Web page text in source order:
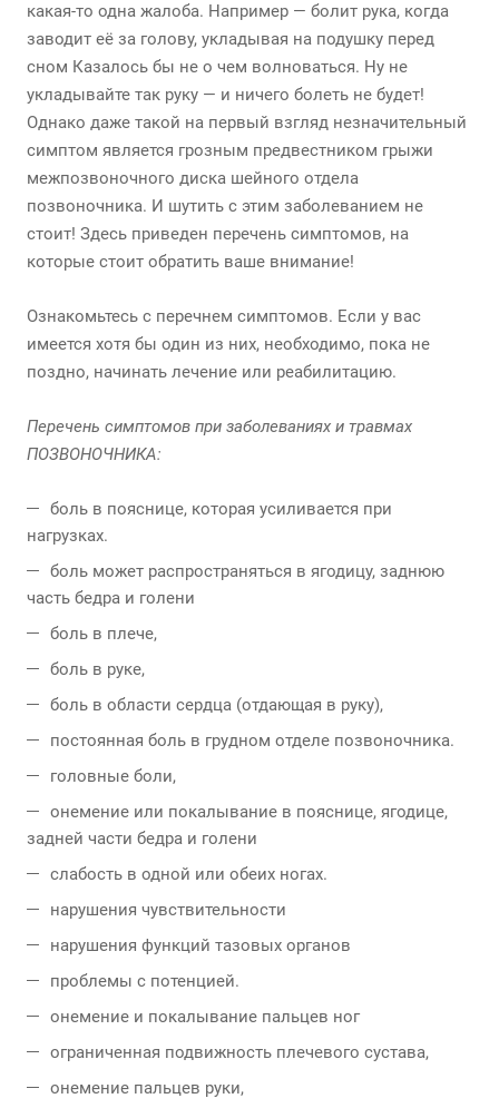
какая-то одна жалоба. Например — болит рука, когда
заводит её за голову, укладывая на подушку перед
сном Казалось бы не о чем волноваться. Ну не
укладывайте так руку — и ничего болеть не будет!
Однако даже такой на первый взгляд незначительный
симптом является грозным предвестником грыжи
межпозвоночного диска шейного отдела
позвоночника. И шутить с этим заболеванием не
стоит! Здесь приведен перечень симптомов, на
которые стоит обратить ваше внимание!
Ознакомьтесь с перечнем симптомов. Если у вас
имеется хотя бы один из них, необходимо, пока не
поздно, начинать лечение или реабилитацию.
Перечень симптомов при заболеваниях и травмах
ПОЗВОНОЧНИКА:
боль в пояснице, которая усиливается при
нагрузках.
боль может распространяться в ягодицу, заднюю
часть бедра и голени
боль в плече,
боль в руке,
боль в области сердца (отдающая в руку),
постоянная боль в грудном отделе позвоночника.
головные боли,
онемение или покалывание в пояснице, ягодице,
задней части бедра и голени
слабость в одной или обеих ногах.
нарушения чувствительности
нарушения функций тазовых органов
проблемы с потенцией.
онемение и покалывание пальцев ног
ограниченная подвижность плечевого сустава,
онемение пальцев руки,